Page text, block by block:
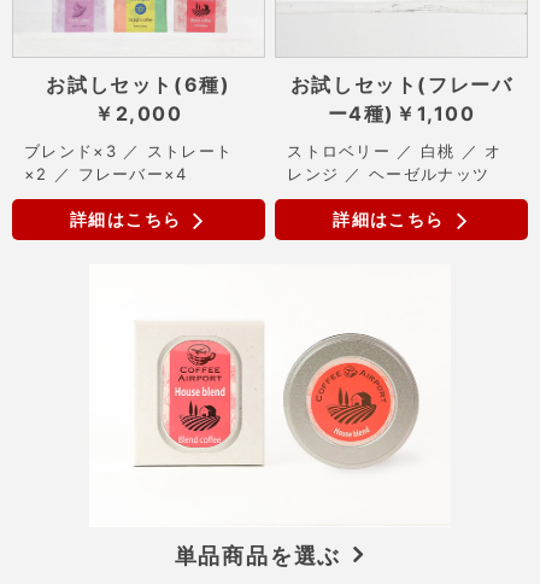
お試しセット(6種)
￥2,000
ブレンド×3 ／ ストレート
×2 ／ フレーバー×4
詳細はこちら
お試しセット(フレーバ
ー4種) ￥1,100
ストロベリー ／ 白桃 ／ オ
レンジ ／ ヘーゼルナッツ
詳細はこちら
単品商品を選ぶ